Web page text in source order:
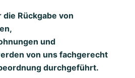
Rückgabe von
und
von uns fachgerecht
durchgeführt.